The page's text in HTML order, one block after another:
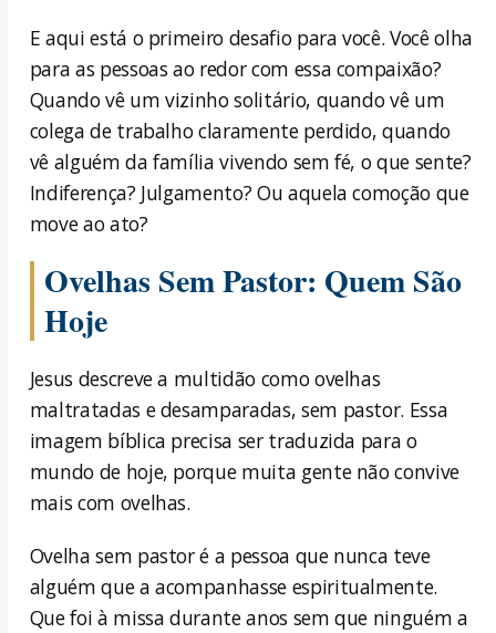
E aqui está o primeiro desafio para você. Você olha
para as pessoas ao redor com essa compaixão?
Quando vê um vizinho solitário, quando vê um
colega de trabalho claramente perdido, quando
vê alguém da família vivendo sem fé, o que sente?
Indiferença? Julgamento? Ou aquela comoção que
move ao ato?
Ovelhas Sem Pastor: Quem São
Hoje
Jesus descreve a multidão como ovelhas
maltratadas e desamparadas, sem pastor. Essa
imagem bíblica precisa ser traduzida para o
mundo de hoje, porque muita gente não convive
mais com ovelhas.
Ovelha sem pastor é a pessoa que nunca teve
alguém que a acompanhasse espiritualmente.
Que foi à missa durante anos sem que ninguém a